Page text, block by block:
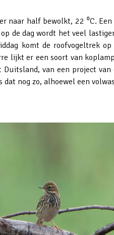
half bewolkt, 22 ⁰C. Een
de dag wordt het veel
komt de roofvogeltrek
lijkt er een soort van
van een project
nog zo, alhoewel een